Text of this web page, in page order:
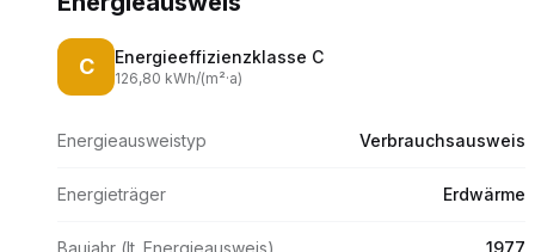
C Energieeffizienzklasse C
126,80 kWh/(m²·a)
Energieausweistyp Verbrauchsausweis
Energieträger Erdwärme
Baujahr (lt. Energieausweis) 1977